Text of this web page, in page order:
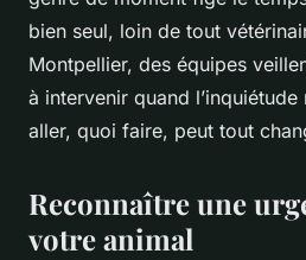
bien seul, loin de tout
Montpellier, des équipes
à intervenir quand
aller, quoi faire, peut tout
Reconnaître une
votre animal